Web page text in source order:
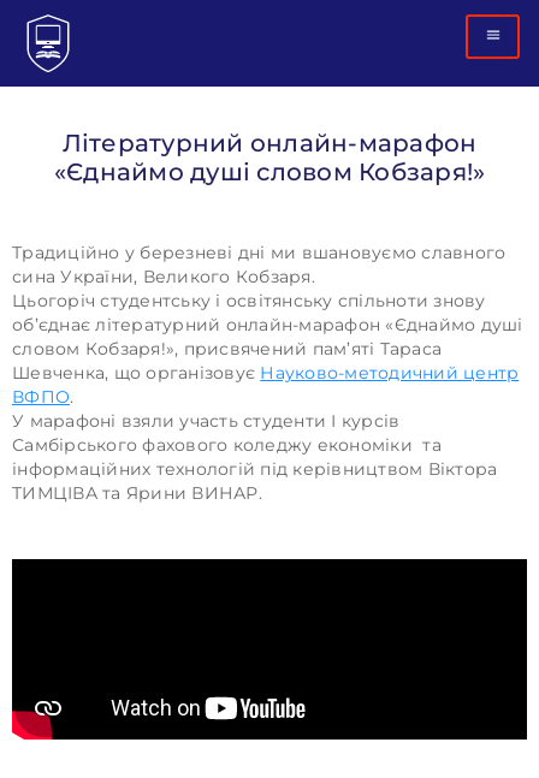
Літературний онлайн-марафон
«Єднаймо душі словом Кобзаря!»
Традиційно у березневі дні ми вшановуємо славного
сина України, Великого Кобзаря.
Цьогоріч студентську і освітянську спільноти знову
об’єднає літературний онлайн-марафон «Єднаймо душі
словом Кобзаря!», присвячений пам’яті Тараса
Шевченка, що організовує Науково-методичний центр
ВФПО.
У марафоні взяли участь студенти І курсів
Самбірського фахового коледжу економіки та
інформаційних технологій під керівництвом Віктора
ТИМЦІВА та Ярини ВИНАР.